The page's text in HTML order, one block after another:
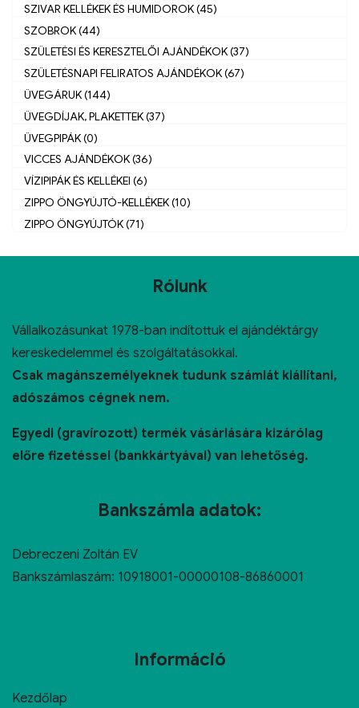
SZIVAR KELLÉKEK ÉS HUMIDOROK (45)
SZOBROK (44)
SZÜLETÉSI ÉS KERESZTELŐI AJÁNDÉKOK (37)
SZÜLETÉSNAPI FELIRATOS AJÁNDÉKOK (67)
ÜVEGÁRUK (144)
ÜVEGDÍJAK, PLAKETTEK (37)
ÜVEGPIPÁK (0)
VICCES AJÁNDÉKOK (36)
VÍZIPIPÁK ÉS KELLÉKEI (6)
ZIPPO ÖNGYÚJTÓ-KELLÉKEK (10)
ZIPPO ÖNGYÚJTÓK (71)
Rólunk
Vállalkozásunkat 1978-ban indítottuk el ajándéktárgy
kereskedelemmel és szolgáltatásokkal.
Csak magánszemélyeknek tudunk számlát kiállítani,
adószámos cégnek nem.
Egyedi (gravírozott) termék vásárlására kizárólag
előre fizetéssel (bankkártyával) van lehetőség.
Bankszámla adatok:
Debreczeni Zoltán EV
Bankszámlaszám: 10918001-00000108-86860001
Információ
Kezdőlap